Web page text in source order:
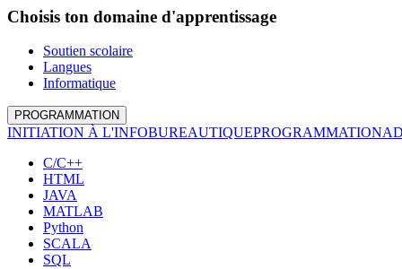
Choisis ton domaine d'apprentissage
Soutien scolaire
Langues
Informatique
PROGRAMMATION
INITIATION À L'INFOBUREAUTIQUEPROGRAMMATION
C/C++
HTML
JAVA
MATLAB
Python
SCALA
SQL